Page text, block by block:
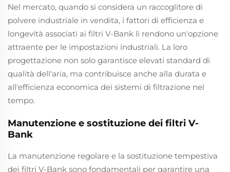
Nel mercato, quando si considera un raccoglitore di
polvere industriale in vendita, i fattori di efficienza e
longevità associati ai filtri V-Bank li rendono un'opzione
attraente per le impostazioni industriali. La loro
progettazione non solo garantisce elevati standard di
qualità dell'aria, ma contribuisce anche alla durata e
all'efficienza economica dei sistemi di filtrazione nel
tempo.
Manutenzione e sostituzione dei filtri V-
Bank
La manutenzione regolare e la sostituzione tempestiva
dei filtri V-Bank sono fondamentali per garantire una